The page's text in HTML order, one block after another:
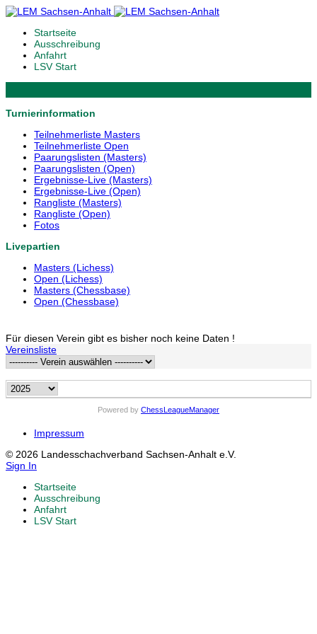
Startseite
Ausschreibung
Anfahrt
LSV Start
Turnierinformation
Teilnehmerliste Masters
Teilnehmerliste Open
Paarungslisten (Masters)
Paarungslisten (Open)
Ergebnisse-Live (Masters)
Ergebnisse-Live (Open)
Rangliste (Masters)
Rangliste (Open)
Fotos
Livepartien
Masters (Lichess)
Open (Lichess)
Masters (Chessbase)
Open (Chessbase)
Für diesen Verein gibt es bisher noch keine Daten !
Vereinsliste
Powered by ChessLeagueManager
Impressum
© 2026 Landesschachverband Sachsen-Anhalt e.V.
Sign In
Startseite
Ausschreibung
Anfahrt
LSV Start